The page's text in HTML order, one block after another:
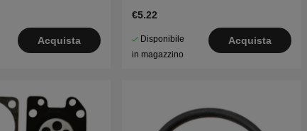
Acquista
€5.22
Disponibile
in magazzino
Acquista